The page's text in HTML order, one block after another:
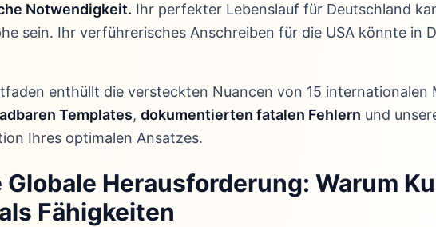
Notwendigkeit. Ihr perfekter Lebenslauf für Deutschland
sein. Ihr verführerisches Anschreiben für die USA könnte in
enthüllt die versteckten Nuancen von 15 internationalen
Templates, dokumentierten fatalen Fehlern und
Ihres optimalen Ansatzes.
Globale Herausforderung: Warum
Fähigkeiten